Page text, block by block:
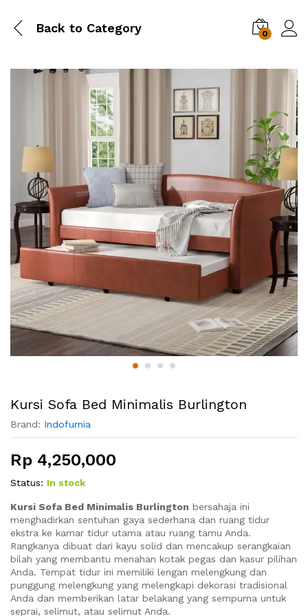
Back to Category 0
Kursi Sofa Bed Minimalis Burlington
Brand: Indofurnia
Rp 4,250,000
Status: In stock
Kursi Sofa Bed Minimalis Burlington bersahaja ini
menghadirkan sentuhan gaya sederhana dan ruang tidur
ekstra ke kamar tidur utama atau ruang tamu Anda.
Rangkanya dibuat dari kayu solid dan mencakup serangkaian
bilah yang membantu menahan kotak pegas dan kasur pilihan
Anda. Tempat tidur ini memiliki lengan melengkung dan
punggung melengkung yang melengkapi dekorasi tradisional
Anda dan memberikan latar belakang yang sempurna untuk
seprai, selimut, atau selimut Anda.